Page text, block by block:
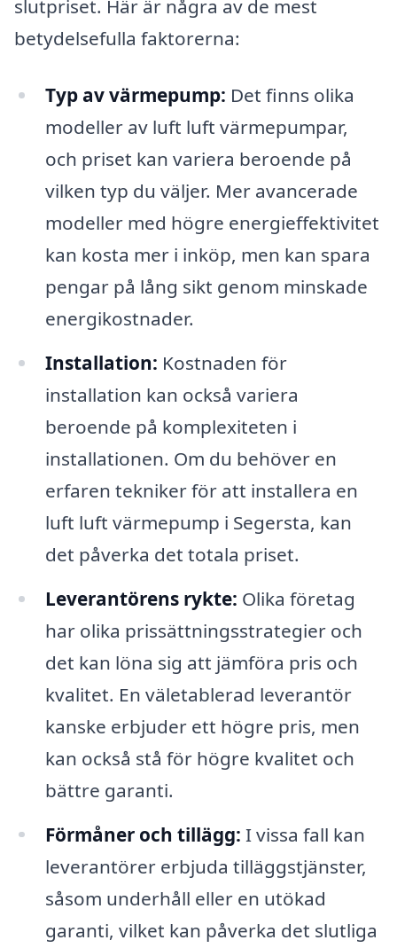
slutpriset. Här är några av de mest
betydelsefulla faktorerna:
Typ av värmepump: Det finns olika
modeller av luft luft värmepumpar,
och priset kan variera beroende på
vilken typ du väljer. Mer avancerade
modeller med högre energieffektivitet
kan kosta mer i inköp, men kan spara
pengar på lång sikt genom minskade
energikostnader.
Installation: Kostnaden för
installation kan också variera
beroende på komplexiteten i
installationen. Om du behöver en
erfaren tekniker för att installera en
luft luft värmepump i Segersta, kan
det påverka det totala priset.
Leverantörens rykte: Olika företag
har olika prissättningsstrategier och
det kan löna sig att jämföra pris och
kvalitet. En väletablerad leverantör
kanske erbjuder ett högre pris, men
kan också stå för högre kvalitet och
bättre garanti.
Förmåner och tillägg: I vissa fall kan
leverantörer erbjuda tilläggstjänster,
såsom underhåll eller en utökad
garanti, vilket kan påverka det slutliga